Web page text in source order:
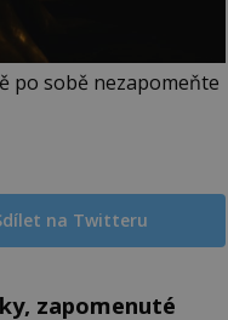
po sobě nezapomeňte
na Twitteru
zapomenuté